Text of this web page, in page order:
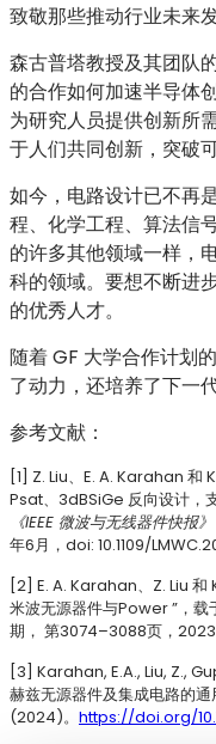
致敬那些推动行业未来
森古普塔教授及其团队
的合作如何加速半导体
为研究人员提供创新所
于人们共同创新，突破
如今，电路设计已不再
程、化学工程、算法信
的许多其他领域一样，
科的领域。要想不断进
的优秀人才。
随着 GF 大学合作计划
了动力，还培养了下一
参考文献：
[1] Z. Liu、E. A. Karahan 和
Psat、3dBSiGe 反向设计，
《IEEE 微波与无线器件快报》
年6月，doi: 10.1109/
[2] E. A. Karahan、Z. Liu 和
米波无源器件与Power ”，载
期， 第3074–3088页，2023
[3] Karahan, E.A., Liu, Z.,
赫兹无源器件及集成电路的通
(2024)。 https://doi.org/